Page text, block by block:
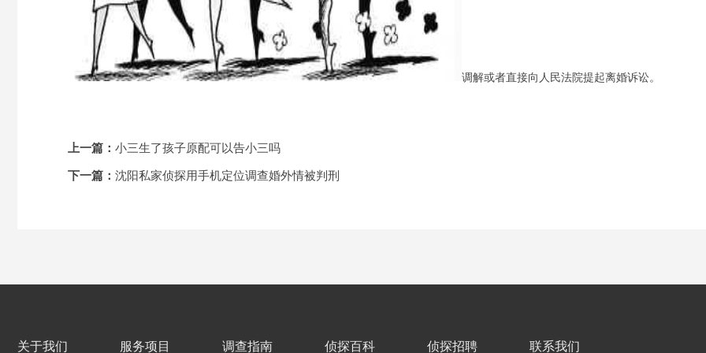
调解或者直接向人民法院提起离婚诉讼。
上一篇：小三生了孩子原配可以告小三吗
下一篇：沈阳私家侦探用手机定位调查婚外情被判刑
关于我们 服务项目 调查指南 侦探百科 侦探招聘 联系我们